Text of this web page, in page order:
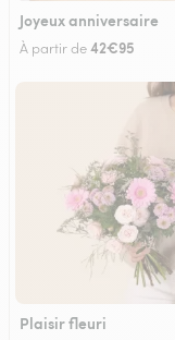
Joyeux anniversaire
À partir de42€95
Plaisir fleuri